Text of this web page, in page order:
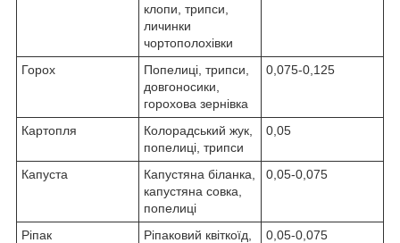
клопи, трипси,
личинки
чортополохівки
Горох
Попелиці, трипси,
довгоносики,
горохова зернівка
0,075-0,125
Картопля
Колорадський жук,
попелиці, трипси
0,05
Капуста
Капустяна біланка,
капустяна совка,
попелиці
0,05-0,075
Ріпак
Ріпаковий квіткоїд,
0,05-0,075